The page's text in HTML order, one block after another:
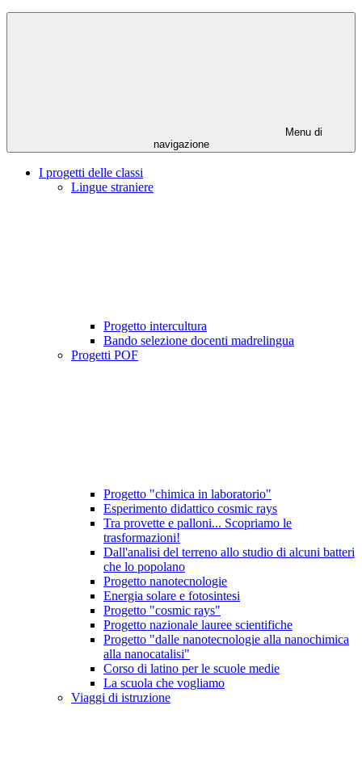
Menu di
navigazione
I progetti delle classi
Lingue straniere
Progetto intercultura
Bando selezione docenti madrelingua
Progetti POF
Progetto "chimica in laboratorio"
Esperimento didattico cosmic rays
Tra provette e palloni... Scopriamo le
trasformazioni!
Dall'analisi del terreno allo studio di alcuni batteri
che lo popolano
Progetto nanotecnologie
Energia solare e fotosintesi
Progetto "cosmic rays"
Progetto nazionale lauree scientifiche
Progetto "dalle nanotecnologie alla nanochimica
alla nanocatalisi"
Corso di latino per le scuole medie
La scuola che vogliamo
Viaggi di istruzione